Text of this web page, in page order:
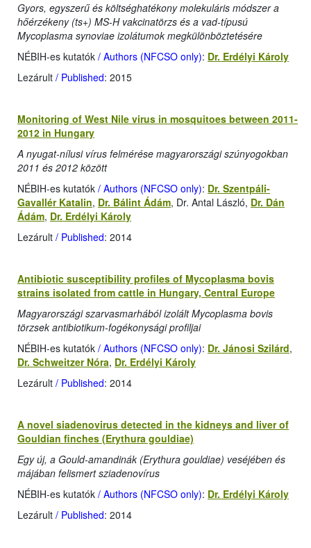
Gyors, egyszerű és költséghatékony molekuláris módszer a
hőérzékeny (ts+) MS-H vakcinatörzs és a vad-típusú
Mycoplasma synoviae izolátumok megkülönböztetésére
NÉBIH-es kutatók / Authors (NFCSO only): Dr. Erdélyi Károly
Lezárult / Published: 2015
Monitoring of West Nile virus in mosquitoes between 2011-
2012 in Hungary
A nyugat-nílusi vírus felmérése magyarországi szúnyogokban
2011 és 2012 között
NÉBIH-es kutatók / Authors (NFCSO only): Dr. Szentpáli-
Gavallér Katalin, Dr. Bálint Ádám, Dr. Antal László, Dr. Dán
Ádám, Dr. Erdélyi Károly
Lezárult / Published: 2014
Antibiotic susceptibility profiles of Mycoplasma bovis
strains isolated from cattle in Hungary, Central Europe
Magyarországi szarvasmarhából izolált Mycoplasma bovis
törzsek antibiotikum-fogékonysági profiljai
NÉBIH-es kutatók / Authors (NFCSO only): Dr. Jánosi Szilárd,
Dr. Schweitzer Nóra, Dr. Erdélyi Károly
Lezárult / Published: 2014
A novel siadenovirus detected in the kidneys and liver of
Gouldian finches (Erythura gouldiae)
Egy új, a Gould-amandinák (Erythura gouldiae) veséjében és
májában felismert sziadenovírus
NÉBIH-es kutatók / Authors (NFCSO only): Dr. Erdélyi Károly
Lezárult / Published: 2014